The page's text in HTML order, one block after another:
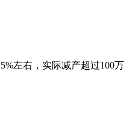
左右，实际减产超过100万